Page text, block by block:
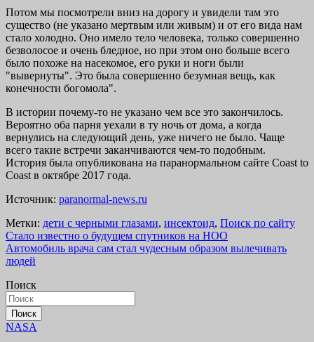
Потом мы посмотрели вниз на дорогу и увидели там это
существо (не указано мертвым или живым) и от его вида нам
стало холодно. Оно имело тело человека, только совершенно
безволосое и очень бледное, но при этом оно больше всего
было похоже на насекомое, его руки и ноги были
"вывернуты". Это была совершенно безумная вещь, как
конечности богомола".
В истории почему-то не указано чем все это закончилось.
Вероятно оба парня уехали в ту ночь от дома, а когда
вернулись на следующий день, уже ничего не было. Чаще
всего такие встречи заканчиваются чем-то подобным.
История была опубликована на паранормальном сайте Coast to
Coast в октябре 2017 года.
Источник: paranormal-news.ru
Метки: дети с черными глазами, инсектоид, Поиск по сайту
Навигация
по
Стало известно о будущем спутников на НОО
Автомобиль врача сам стал чудесным образом вылечивать
людей
Поиск
Поиск
NASA